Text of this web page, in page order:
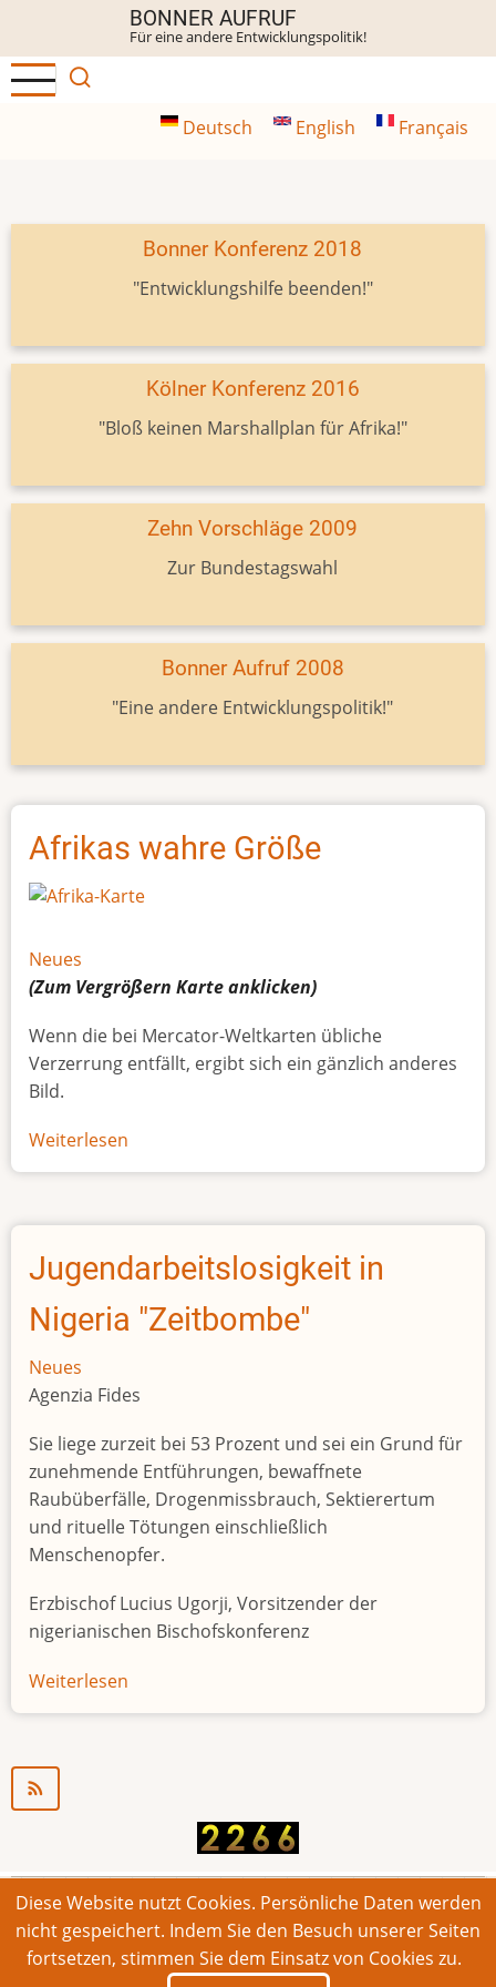
Inhalt
BONNER AUFRUF
Für eine andere Entwicklungspolitik!
Deutsch English Français
Bonner Konferenz 2018
"Entwicklungshilfe beenden!"
Kölner Konferenz 2016
"Bloß keinen Marshallplan für Afrika!"
Zehn Vorschläge 2009
Zur Bundestagswahl
Bonner Aufruf 2008
"Eine andere Entwicklungspolitik!"
Afrikas wahre Größe
Neues
(Zum Vergrößern Karteanklicken)
Wenn die bei Mercator-Weltkarten übliche
Verzerrung entfällt, ergibt sich ein gänzlich anderes
Bild.
Weiterlesen
Afrikas
Größe
Jugendarbeitslosigkeit in
Nigeria "Zeitbombe"
Neues
Agenzia Fides
Sie liege zurzeit bei 53 Prozent und sei ein Grund für
zunehmende Entführungen, bewaffnete
Raubüberfälle, Drogenmissbrauch, Sektierertum
und rituelle Tötungen einschließlich
Menschenopfer.
Erzbischof Lucius Ugorji, Vorsitzender der
nigerianischen Bischofskonferenz
Weiterlesen
Jugendarbeitslosigkeit
© 2026 Bonner Aufruf. Alle Rechte vorbehalten.
Footer
Impressum Kontakt Intern
Diese Website nutzt Cookies. Persönliche Daten werden
nicht gespeichert. Indem Sie den Besuch unserer Seiten
fortsetzen, stimmen Sie dem Einsatz von Cookies zu.